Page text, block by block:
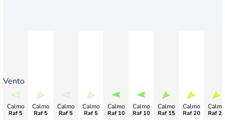
Vento
Calmo
Raf 5
Calmo
Raf 5
Calmo
Raf 5
Calmo
Raf 5
Calmo
Raf 10
Calmo
Raf 10
Calmo
Raf 15
Calmo
Raf 20
Calmo
Raf 20